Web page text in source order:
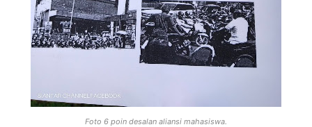
Foto 6 poin desalan aliansi mahasiswa.